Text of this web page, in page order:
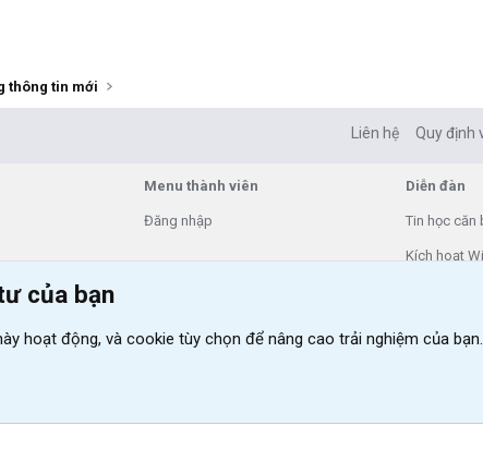
thông tin mới
Liên hệ Quy định
Menu thành viên
Đăng nhập
Diễn đàn
Tin học căn
Kích hoạt
của bạn
hoạt động, và cookie tùy chọn để nâng cao trải nghiệm của bạn.